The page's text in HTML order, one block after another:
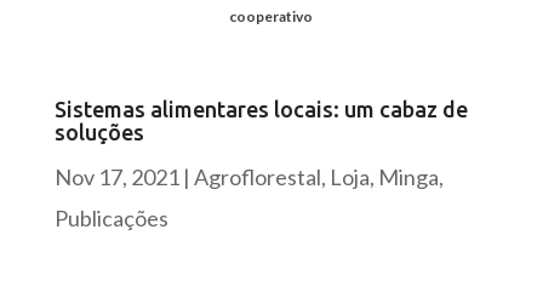
cooperativo
Sistemas alimentares locais: um cabaz de
soluções
Nov 17, 2021| Agroflorestal, Loja, Minga,
Publicações